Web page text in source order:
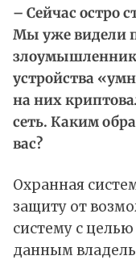
– Сейчас остро
Мы уже видели
устройства
на них
сеть. Каким
вас?
Охранная
защиту от
систему с
данным